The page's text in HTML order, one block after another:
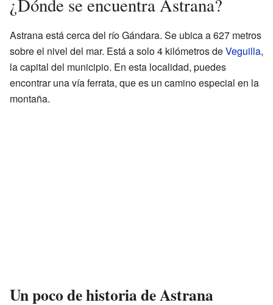
¿Dónde se encuentra Astrana?
Astrana está cerca del río Gándara. Se ubica a 627 metros
sobre el nivel del mar. Está a solo 4 kilómetros deVeguilla,
la capital del municipio. En esta localidad, puedes
encontrar una vía ferrata, que es un camino especial en la
montaña.
Un poco de historia de Astrana